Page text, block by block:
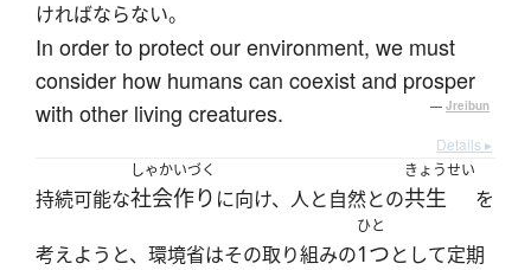
ければならない。
In order to protect our environment, we must
consider how humans can coexist and prosper
with other living creatures.
— Jreibun
Details ▸
持続可能な
しゃかいづく
社会作り に向け、人と自然との
きょうせい
共生 を
考えようと、環境省はその取り組みの
ひと
1つとして定期